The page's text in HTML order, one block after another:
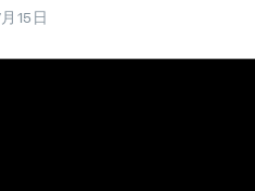
15日